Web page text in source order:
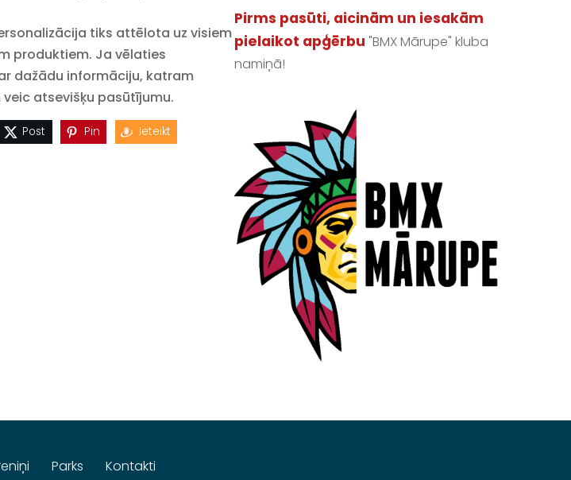
Pirms pasūti, aicinām un iesakām
pielaikot apģērbu "BMX Mārupe" kluba
namiņā!
tiks attēlota uz visiem
produktiem. Ja vēlaties
dažādu informāciju, katram
atsevišķu pasūtījumu.
Post Pin Ieteikt
Parks Kontakti